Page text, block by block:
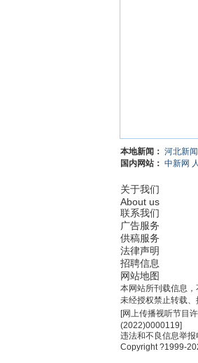
本地新闻： 河北新
国内网站： 中新网
关于我们
About us
联系我们
广告服务
供稿服务
法律声明
招聘信息
网站地图
本网站所刊载信息，
未经授权禁止转载、
[网上传播视听节目
(2022)0000119]
违法和不良信息举
Copyright ?1999-